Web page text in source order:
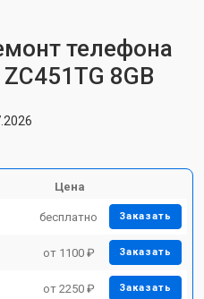
телефона
8GB
Цена
бесплатно Заказать
от 1100 ₽ Заказать
от 2250 ₽ Заказать